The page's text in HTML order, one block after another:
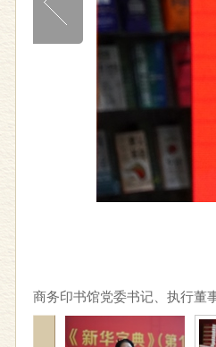
商务印书馆党委书记、执行董